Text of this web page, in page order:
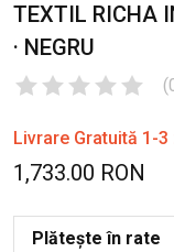
TEXTIL RICHA
· NEGRU
(
Livrare Gratuită 1-
1,733.00 RON
Plătește în rate